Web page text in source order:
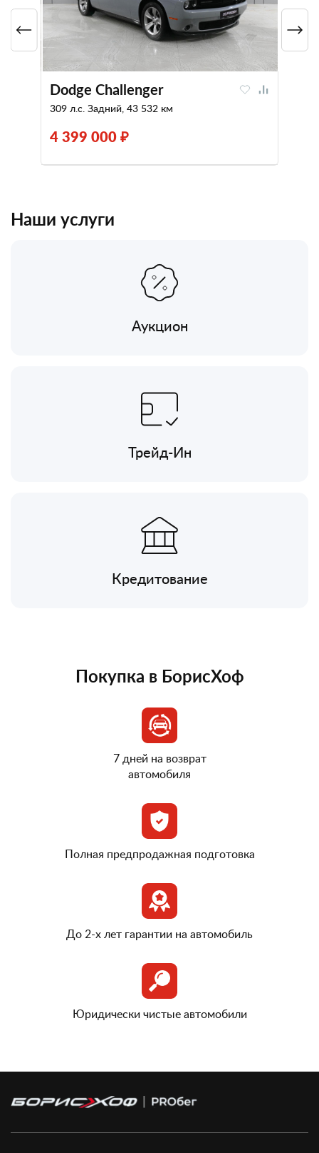
Dodge Challenger
309 л.с. Задний, 43 532 км
4 399 000 ₽
Наши услуги
Аукцион
Трейд-Ин
Кредитование
Покупка в БорисХоф
7 дней на возврат
автомобиля
Полная предпродажная подготовка
До 2-х лет гарантии на автомобиль
Юридически чистые автомобили